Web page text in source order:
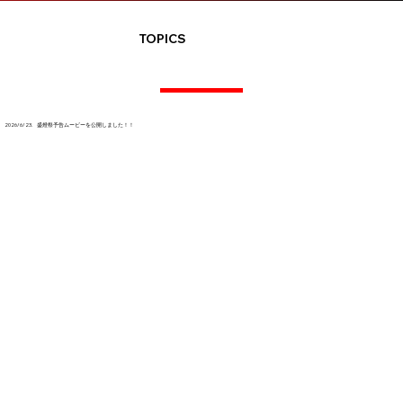
TOPICS
2026/6/23. 盛燈祭予告ムービーを公開しました！！